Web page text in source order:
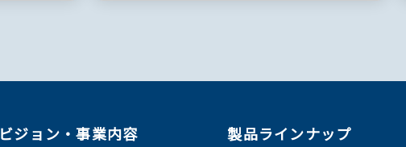
ビジョン・事業内容 製品ラインナップ